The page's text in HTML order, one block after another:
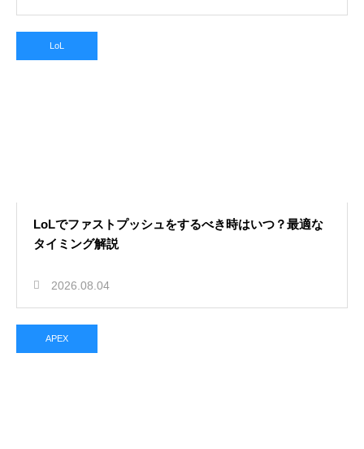
ゲーム攻略で立ち回りを改善するノ
ートの書き方！思考を整理して勝つ
の判断基準！ダウンを防ぐ立ち回り
LoL
LoLでファストプッシュをするべき時はいつ？最適な
タイミング解説
2026.08.04
APEX